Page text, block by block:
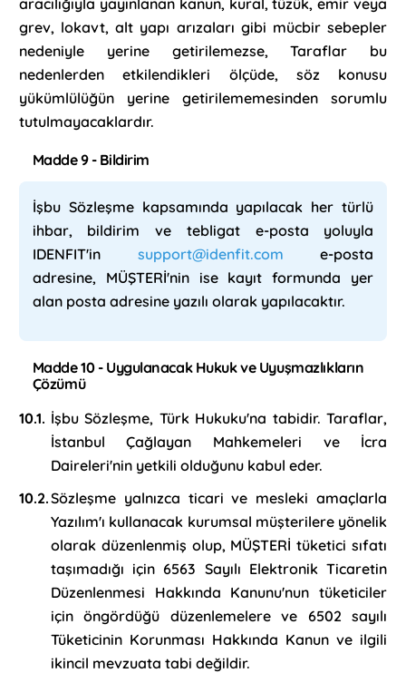
aracılığıyla yayınlanan kanun, kural, tüzük, emir veya
grev, lokavt, alt yapı arızaları gibi mücbir sebepler
nedeniyle yerine getirilemezse, Taraflar bu
nedenlerden etkilendikleri ölçüde, söz konusu
yükümlülüğün yerine getirilememesinden sorumlu
tutulmayacaklardır.
Madde 9 - Bildirim
İşbu Sözleşme kapsamında yapılacak her türlü
ihbar, bildirim ve tebligat e-posta yoluyla
IDENFIT'in support@idenfit.com e-posta
adresine, MÜŞTERİ'nin ise kayıt formunda yer
alan posta adresine yazılı olarak yapılacaktır.
Madde 10 - Uygulanacak Hukuk ve Uyuşmazlıkların
Çözümü
İşbu Sözleşme, Türk Hukuku'na tabidir. Taraflar,
İstanbul Çağlayan Mahkemeleri ve İcra
Daireleri'nin yetkili olduğunu kabul eder.
Sözleşme yalnızca ticari ve mesleki amaçlarla
Yazılım'ı kullanacak kurumsal müşterilere yönelik
olarak düzenlenmiş olup, MÜŞTERİ tüketici sıfatı
taşımadığı için 6563 Sayılı Elektronik Ticaretin
Düzenlenmesi Hakkında Kanunu'nun tüketiciler
için öngördüğü düzenlemelere ve 6502 sayılı
Tüketicinin Korunması Hakkında Kanun ve ilgili
ikincil mevzuata tabi değildir.